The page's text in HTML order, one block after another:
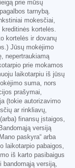
prie mūsų
tarnybą.
mokesčiai,
kortelės.
kortelės ir dovanų
Jūsų mokėjimo
nepertraukiamą
prie mokamos
laikotarpiu iš jūsų
suma, nors
prašymai,
(tokie autorizavimo
ar rinkliavų,
finansų įstaigos,
versiją
paskyra“ arba
laikotarpio pabaigos,
iš karto pasibaigus
bandomąją versiją,